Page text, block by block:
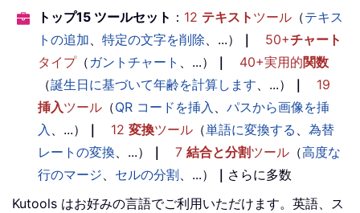
トップ15 ツールセット ： 12 テキスト ツール （テキス
トの追加、 特定の文字を削除、...） ｜ 50+チャート
タイプ（ ガントチャート 、...） ｜ 40+実用的関数
（誕生日に基づいて年齢を計算します、...） ｜
19
挿入ツール （QR コードを挿入 、 パスから画像を挿
入 、...） ｜ 12 変換ツール （単語に変換する 、 為替
レートの変換、...） ｜ 7 結合と分割ツール （高度な
行のマージ、 セルの分割、...） ｜ さらに多数
Kutools はお好みの言語でご利用いただけます。英語、ス